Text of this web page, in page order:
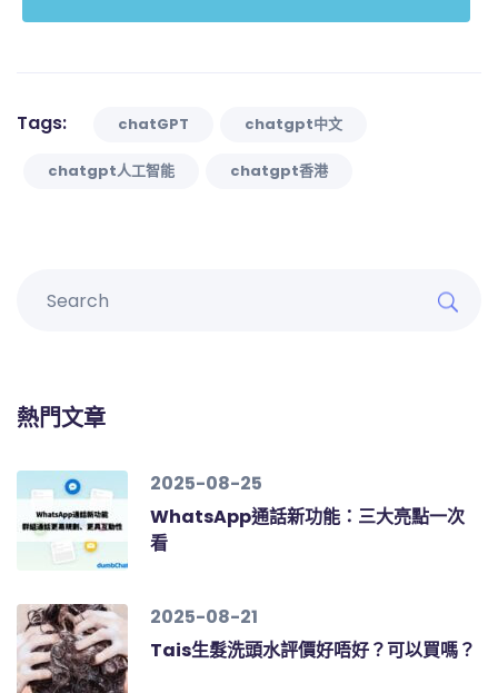
Tags: chatGPT chatgpt中文
chatgpt人工智能 chatgpt香港
熱門文章
2025-08-25
WhatsApp通話新功能：三大亮點一次
看
2025-08-21
Tais生髮洗頭水評價好唔好？可以買嗎？